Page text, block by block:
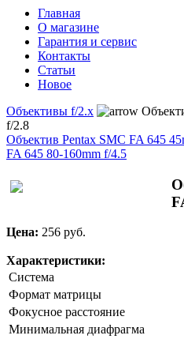
Главная
О магазине
Гарантия и сервис
Контакты
Статьи
Новое
Объективы f/2.x
f/2.8
Объектив Pentax SMC FA 645
FA 645 80-160mm f/4.5
Цена: 256 pуб.
Характеристики:
Система
Формат матрицы
Фокусное расстояние
Минимальная диафрагма